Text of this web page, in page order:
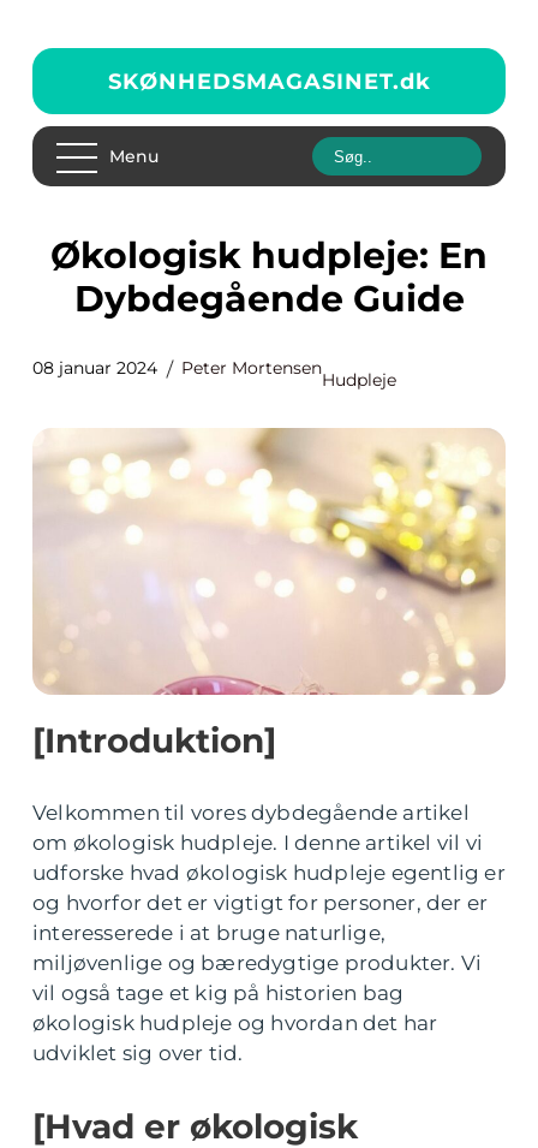
SKØNHEDSMAGASINET.dk
Menu
Økologisk hudpleje: En
Dybdegående Guide
08 januar 2024 Peter Mortensen
Hudpleje
[Introduktion]
Velkommen til vores dybdegående artikel
om økologisk hudpleje. I denne artikel vil vi
udforske hvad økologisk hudpleje egentlig er
og hvorfor det er vigtigt for personer, der er
interesserede i at bruge naturlige,
miljøvenlige og bæredygtige produkter. Vi
vil også tage et kig på historien bag
økologisk hudpleje og hvordan det har
udviklet sig over tid.
[Hvad er økologisk